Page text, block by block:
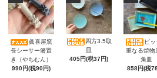
眞喜屋窯
長シーサー箸置
き（やちむん）
990円(税90円)
四方3.5取
皿
405円(税37円)
ピッ
重なる焼物
角皿
858円(税